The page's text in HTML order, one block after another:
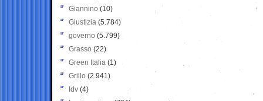
Giannino (10)
Giustizia (5.784)
governo (5.799)
Grasso (22)
Green Italia (1)
Grillo (2.941)
Idv (4)